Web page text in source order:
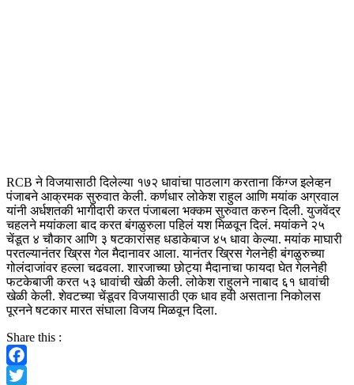
RCB ने विजयासाठी दिलेल्या १७२ धावांचा पाठलाग करताना किंग्ज इलेव्हन
पंजाबने आक्रमक सुरुवात केली. कर्णधार लोकेश राहुल आणि मयांक अग्रवाल
यांनी अर्धशतकी भागीदारी करत पंजाबला भक्कम सुरुवात करुन दिली. युजवेंद्र
चहलने मयांकला बाद करत बंगळुरुला पहिलं यश मिळवून दिलं. मयांकने २५
चेंडूत ४ चौकार आणि ३ षटकारांसह धडाकेबाज ४५ धावा केल्या. मयांक माघारी
परतल्यानंतर ख्रिस गेल मैदानावर आला. यानंतर ख्रिस गेलनेही बंगळुरुच्या
गोलंदाजांवर हल्ला चढवला. शारजाच्या छोट्या मैदानाचा फायदा घेत गेलनेही
फटकेबाजी करत ५३ धावांची खेळी केली. लोकेश राहुलने नाबाद ६१ धावांची
खेळी केली. शेवटच्या चेंडूवर विजयासाठी एक धाव हवी असताना निकोलस
पूरनने षटकार मारत संघाला विजय मिळवून दिला.
Share this :
Facebook